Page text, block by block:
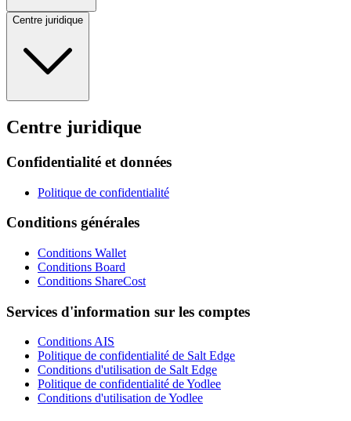
Centre juridique
Centre juridique
Confidentialité et données
Politique de confidentialité
Conditions générales
Conditions Wallet
Conditions Board
Conditions ShareCost
Services d'information sur les comptes
Conditions AIS
Politique de confidentialité de Salt Edge
Conditions d'utilisation de Salt Edge
Politique de confidentialité de Yodlee
Conditions d'utilisation de Yodlee